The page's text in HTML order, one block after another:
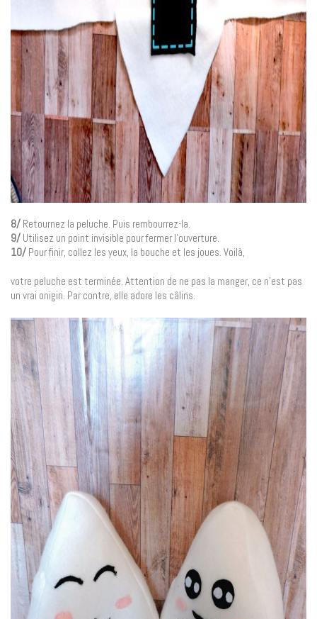
8/ Retournez la peluche. Puis rembourrez-la.
9/ Utilisez un point invisible pour fermer l’ouverture.
10/ Pour finir, collez les yeux, la bouche et les joues. Voilà,
votre peluche est terminée. Attention de ne pas la manger, ce n’est pas
un vrai onigiri. Par contre, elle adore les câlins.